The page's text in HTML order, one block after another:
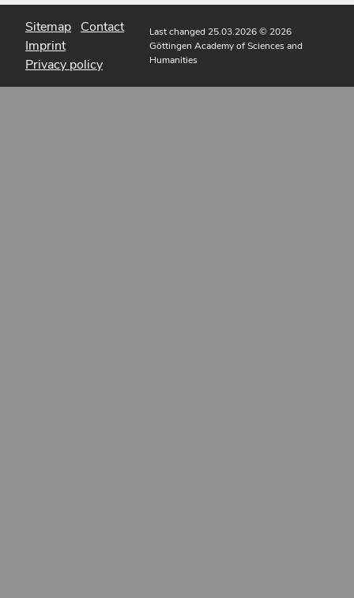
Sitemap Contact
Imprint
Privacy policy
Last changed 25.03.2026© 2026
Göttingen Academy of Sciences and
Humanities